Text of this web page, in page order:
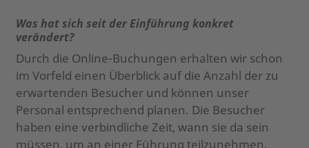
Was hat sich seit der Einführung konkret
verändert?
Durch die Online-Buchungen erhalten wir schon
im Vorfeld einen Überblick auf die Anzahl der zu
erwartenden Besucher und können unser
Personal entsprechend planen. Die Besucher
haben eine verbindliche Zeit, wann sie da sein
müssen, um an einer Führung teilzunehmen.